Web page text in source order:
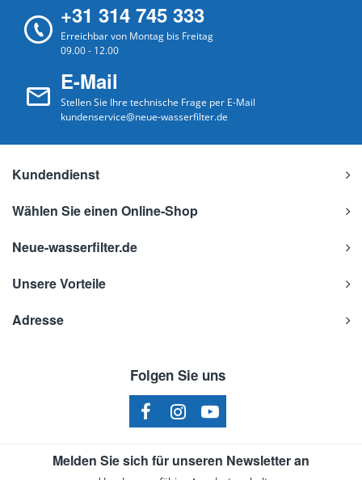
+31 314 745 333
Erreichbar von Montag bis Freitag
09.00 - 12.00
E-Mail
Stellen Sie Ihre technische Frage per E-Mail
kundenservice@neue-wasserfilter.de
Kundendienst
Wählen Sie einen Online-Shop
Neue-wasserfilter.de
Unsere Vorteile
Adresse
Folgen Sie uns
Melden Sie sich für unseren Newsletter an